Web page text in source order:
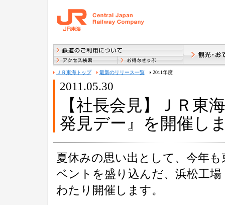
ＪＲ東海トップ 最新のリリース一覧 2011年度
2011.05.30
【社長会見】ＪＲ東
発見デー』を開催し
夏休みの思い出として、今年
ベントを盛り込んだ、浜松工
わたり開催します。